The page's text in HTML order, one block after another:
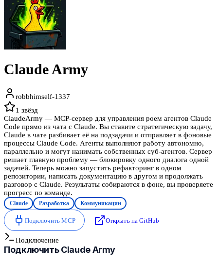
Claude Army
robbhimself-1337
1 звёзд
ClaudeArmy — MCP-сервер для управления роем агентов Claude
Code прямо из чата с Claude. Вы ставите стратегическую задачу,
Claude в чате разбивает её на подзадачи и отправляет в фоновые
процессы Claude Code. Агенты выполняют работу автономно,
параллельно и могут нанимать собственных суб-агентов. Сервер
решает главную проблему — блокировку одного диалога одной
задачей. Теперь можно запустить рефакторинг в одном
репозитории, написать документацию в другом и продолжать
разговор с Claude. Результаты собираются в фоне, вы проверяете
прогресс по команде.
Claude Разработка Коммуникации
Подключить MCP Открыть на GitHub
Подключение
ПодключитьClaude Army